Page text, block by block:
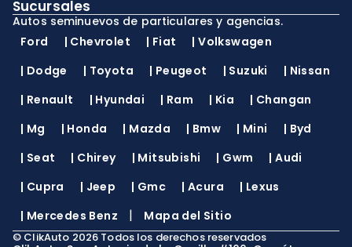
Sucursales
Autos seminuevos de particulares y agencias.
Ford
| Chevrolet | Fiat |Volkswagen
| Dodge | Toyota | Peugeot | Suzuki | Nissan
| Renault | Hyundai | Ram | Kia | Changan
| Mg | Honda | Mazda | Bmw | Mini | Byd
| Seat | Chirey | Mitsubishi | Gwm |Audi
| Cupra | Jeep | Gmc |Acura | Lexus
| Mercedes Benz | Mapa del Sitio
© ClikAuto 2026 Todos los derechos reservados